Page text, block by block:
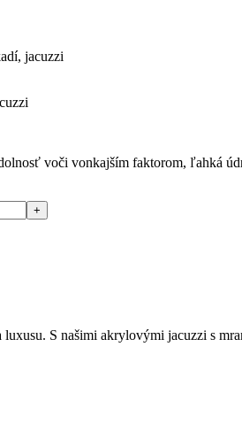
jacuzzi
voči vonkajším faktorom, ľahká
+
S našimi akrylovými jacuzzi s